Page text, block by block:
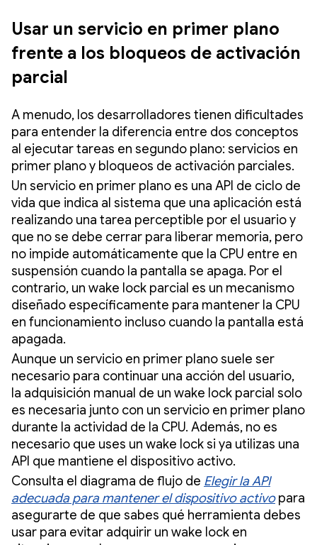
Usar un servicio en primer plano
frente a los bloqueos de activación
parcial
A menudo, los desarrolladores tienen dificultades
para entender la diferencia entre dos conceptos
al ejecutar tareas en segundo plano: servicios en
primer plano y bloqueos de activación parciales.
Un servicio en primer plano es una API de ciclo de
vida que indica al sistema que una aplicación está
realizando una tarea perceptible por el usuario y
que no se debe cerrar para liberar memoria, pero
no impide automáticamente que la CPU entre en
suspensión cuando la pantalla se apaga. Por el
contrario, un wake lock parcial es un mecanismo
diseñado específicamente para mantener la CPU
en funcionamiento incluso cuando la pantalla está
apagada.
Aunque un servicio en primer plano suele ser
necesario para continuar una acción del usuario,
la adquisición manual de un wake lock parcial solo
es necesaria junto con un servicio en primer plano
durante la actividad de la CPU. Además, no es
necesario que uses un wake lock si ya utilizas una
API que mantiene el dispositivo activo.
Consulta el diagrama de flujo de Elegir la API
adecuada para mantener el dispositivo activopara
asegurarte de que sabes qué herramienta debes
usar para evitar adquirir un wake lock en